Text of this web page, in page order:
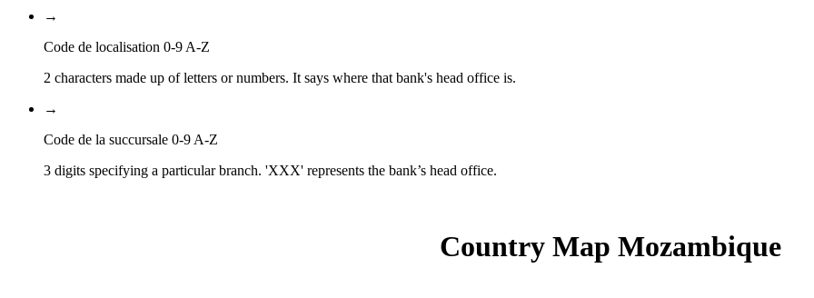
→
Code de localisation 0-9 A-Z
2 characters made up of letters or numbers. It says where that bank's head office is.
→
Code de la succursale 0-9 A-Z
3 digits specifying a particular branch. 'XXX' represents the bank’s head office.
Country Map Mozambique